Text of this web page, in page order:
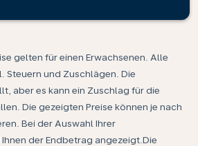
gelten für einen Erwachsenen. Alle
Steuern und Zuschlägen. Die
aber es kann ein Zuschlag für die
Die gezeigten Preise können je nach
Bei der Auswahl Ihrer
der Endbetrag angezeigt.Die